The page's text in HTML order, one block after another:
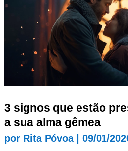
3 signos que estão
a sua alma gêmea
por Rita Póvoa| 09/01/